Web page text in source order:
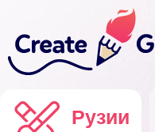
Рузии